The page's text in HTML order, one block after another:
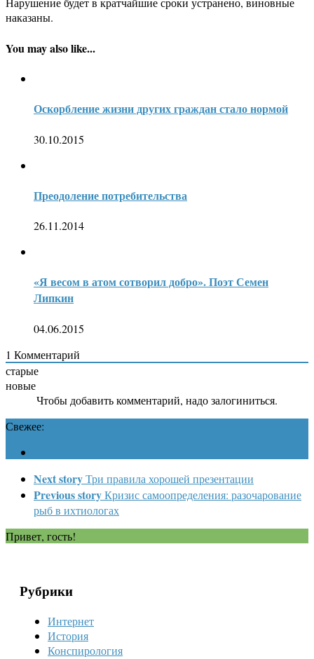
наказаны.
You may also like...
Оскорбление жизни других граждан стало нормой
30.10.2015
Преодоление потребительства
26.11.2014
«Я весом в атом сотворил добро». Поэт Семен
Липкин
04.06.2015
1 Комментарий
старые
новые
Чтобы добавить комментарий, надо залогиниться.
Свежее:
Next storyТри правила хорошей презентации
Previous storyКризис самоопределения: разочарование
рыб в ихтиологах
Привет, гость!
Рубрики
Интернет
История
Конспирология